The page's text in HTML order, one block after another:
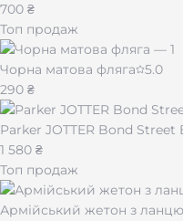
700 ₴
Топ продаж
Чорна матова фляга
5.0
290 ₴
Parker JOTTER Bond Street
1 580 ₴
Топ продаж
Армійський жетон з